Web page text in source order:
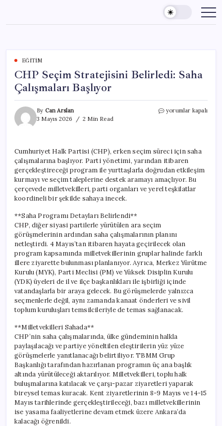
content
EĞITIM
CHP Seçim Stratejisini Belirledi: Saha
Çalışmaları Başlıyor
By Can Arslan
3 Mayıs 2026
2 Min Read
CHP
Çalışmaları
Başlıyor
için
yorumlar kapalı
Cumhuriyet Halk Partisi (CHP), erken seçim süreci için saha
çalışmalarına başlıyor. Parti yönetimi, yarından itibaren
gerçekleştireceği program ile yurttaşlarla doğrudan etkileşim
kurmayı ve seçim taleplerine destek aramayı amaçlıyor. Bu
çerçevede milletvekilleri, parti organları ve yerel teşkilatlar
koordineli bir şekilde sahaya inecek.
**Saha Programı Detayları Belirlendi**
CHP, diğer siyasi partilerle yürütülen ara seçim
görüşmelerinin ardından saha çalışmalarının planını
netleştirdi. 4 Mayıs’tan itibaren hayata geçirilecek olan
program kapsamında milletvekillerinin gruplar halinde farklı
illere ziyarette bulunması planlanıyor. Ayrıca, Merkez Yürütme
Kurulu (MYK), Parti Meclisi (PM) ve Yüksek Disiplin Kurulu
(YDK) üyeleri de il ve ilçe başkanlıkları ile işbirliği içinde
vatandaşlarla bir araya gelecek. Bu görüşmelerde yalnızca
seçmenlerle değil, aynı zamanda kanaat önderleri ve sivil
toplum kuruluşları temsilcileriyle de temas sağlanacak.
**Milletvekilleri Sahada**
CHP’nin saha çalışmalarında, ülke gündeminin halkla
paylaşılacağı ve partiye yöneltilen eleştirilerin yüz yüze
görüşmelerle yanıtlanacağı belirtiliyor. TBMM Grup
Başkanlığı tarafından hazırlanan programın üç ana başlık
altında yürütüleceği aktarılıyor. Milletvekilleri, toplu halk
buluşmalarına katılacak ve çarşı-pazar ziyaretleri yaparak
bireysel temas kuracak. Kent ziyaretlerinin 8-9 Mayıs ve 14-15
Mayıs tarihlerinde gerçekleştirileceği, bazı milletvekillerinin
ise yasama faaliyetlerine devam etmek üzere Ankara’da
kalacağı öğrenildi.